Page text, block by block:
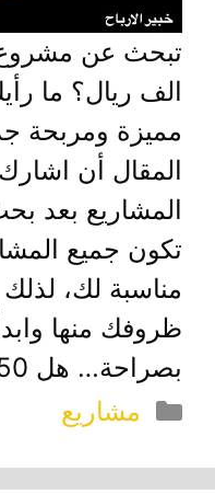
مميزة ومربحة
المقال أن
المشاريع بعد
تكون جميع
مناسبة لك،
ظروفك منها
بصراحة… هل 50 ألف …
التصنيفات
مشاريع